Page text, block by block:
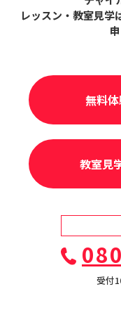
レッスン・教室見学
無料
教室見
受付